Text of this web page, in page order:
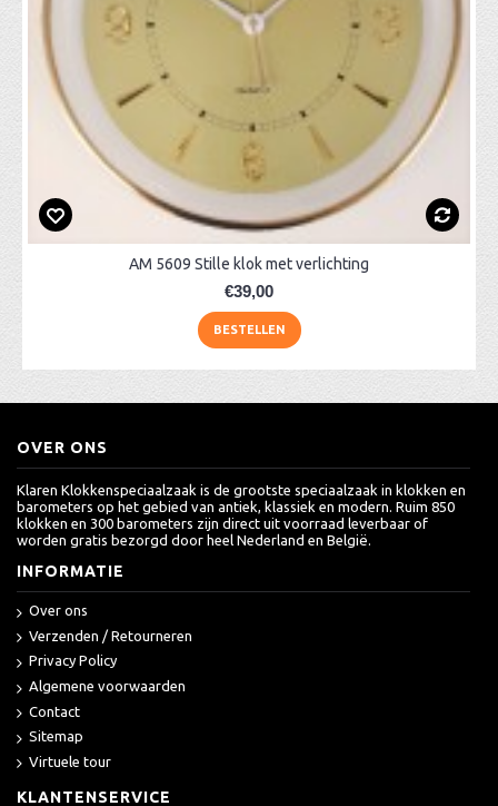
AM 5609 Stille klok met verlichting
€39,00
BESTELLEN
OVER ONS
Klaren Klokkenspeciaalzaak is de grootste speciaalzaak in klokken en
barometers op het gebied van antiek, klassiek en modern. Ruim 850
klokken en 300 barometers zijn direct uit voorraad leverbaar of
worden gratis bezorgd door heel Nederland en België.
INFORMATIE
Over ons
Verzenden / Retourneren
Privacy Policy
Algemene voorwaarden
Contact
Sitemap
Virtuele tour
KLANTENSERVICE